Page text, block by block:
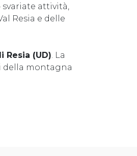
svariate attività,
Resia e delle
Resia (UD). La
della montagna